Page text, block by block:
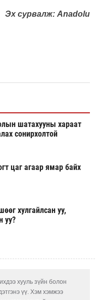
Эх сурвалж: Anadolu
шатахууны хараат
сонирхолтой
цаг агаар ямар байх
хулгайлсан уу,
уу?
хууль зүйн болон
үү. Хэм хэмжээ